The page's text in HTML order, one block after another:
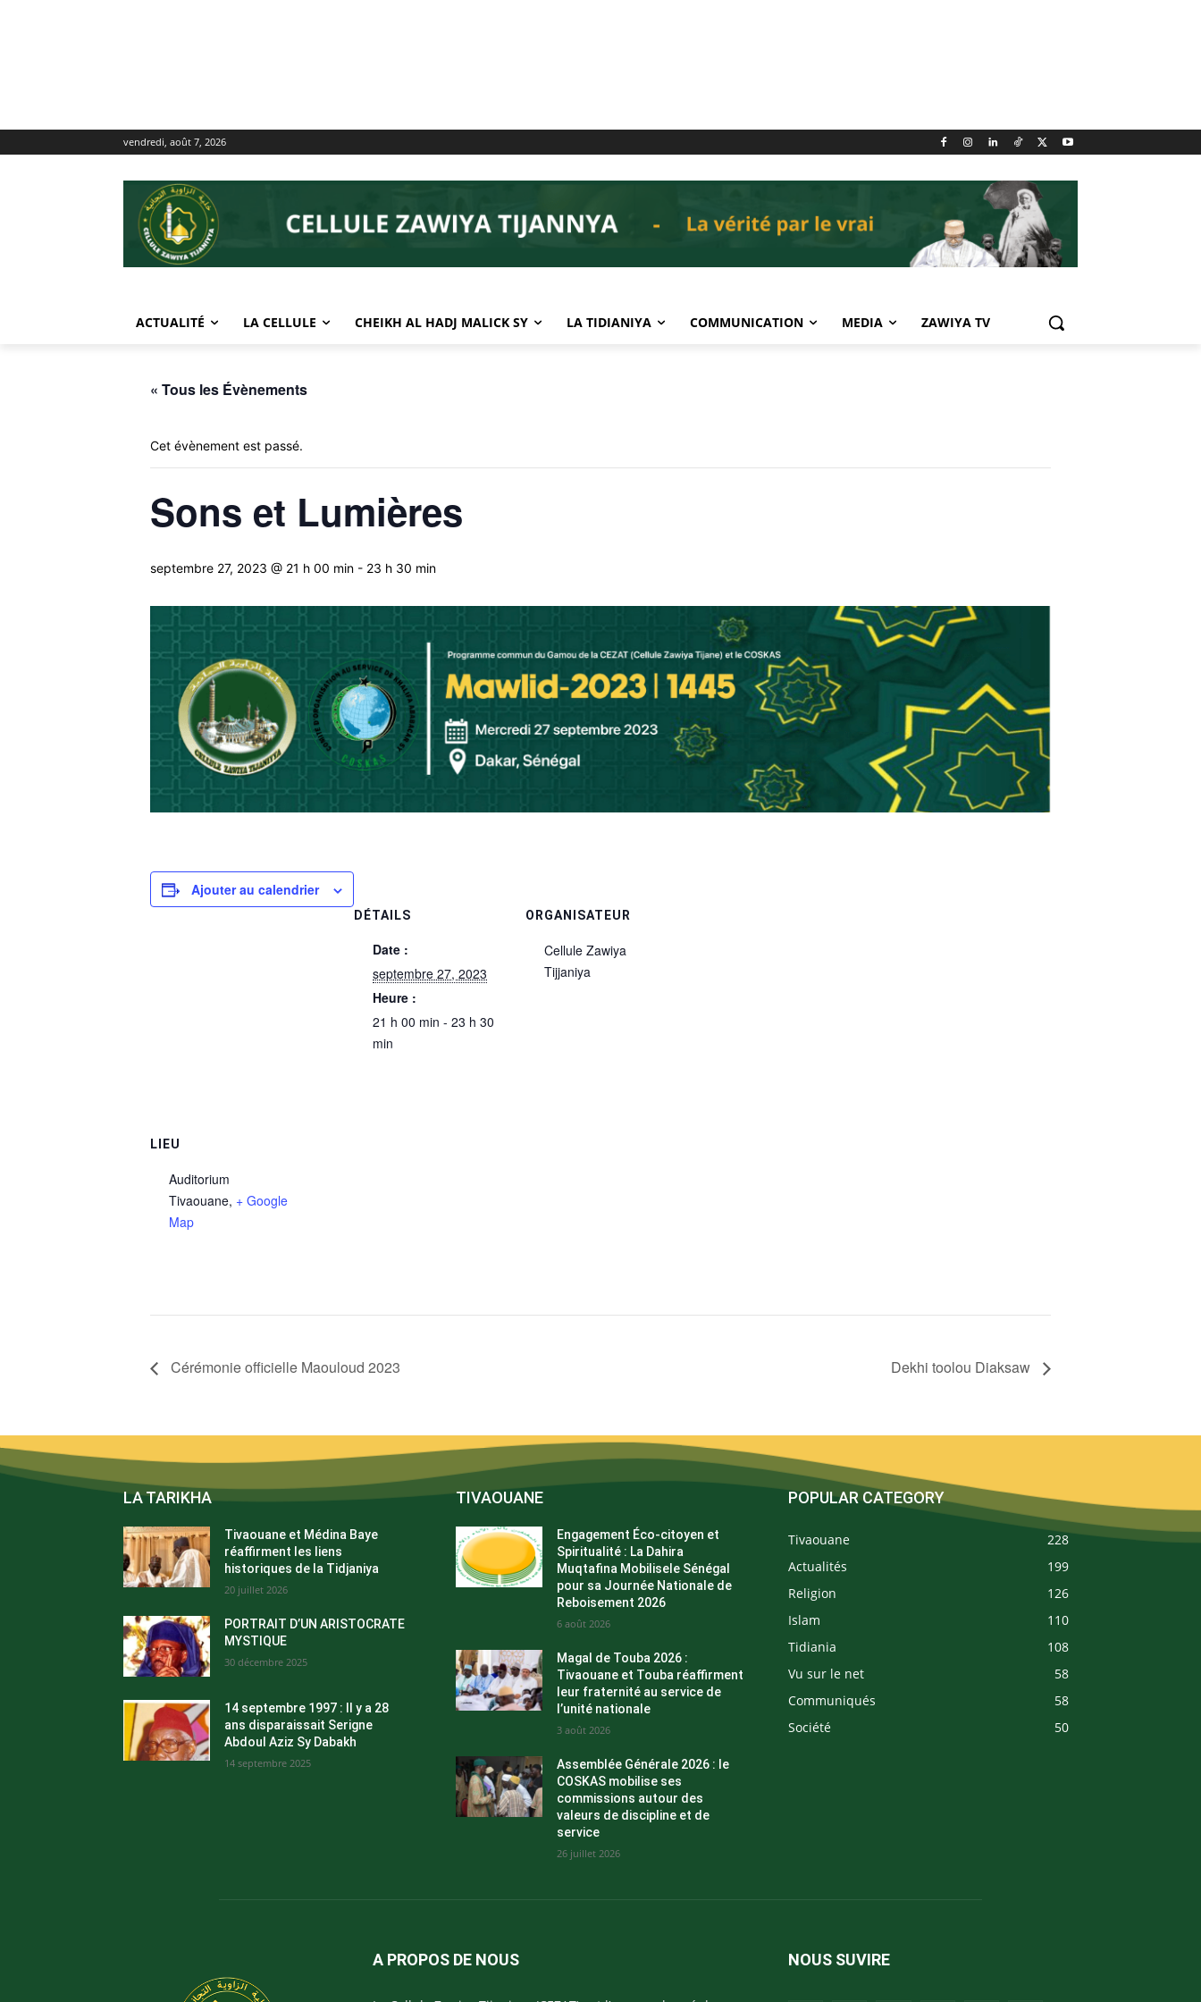
vendredi, août 7, 2026
ACTUALITÉ LA CELLULE CHEIKH AL HADJ MALICK SY LA TIDIANIYA COMMUNICATION MEDIA ZAWIYA TV
« Tous les Évènements
Cet évènement est passé.
Sons et Lumières
septembre 27, 2023 @ 21 h 00 min - 23 h 30 min
Ajouter au calendrier
DÉTAILS
Date :
septembre 27, 2023
Heure :
21 h 00 min - 23 h 30
min
ORGANISATEUR
Cellule Zawiya
Tijjaniya
LIEU
Auditorium
Tivaouane, + Google
Map
Cérémonie officielle Maouloud 2023 Dekhi toolou Diaksaw
LA TARIKHA
Tivaouane et Médina Baye
réaffirment les liens
historiques de la Tidjaniya
20 juillet 2026
PORTRAIT D’UN ARISTOCRATE
MYSTIQUE
30 décembre 2025
14 septembre 1997 : Il y a 28
ans disparaissait Serigne
Abdoul Aziz Sy Dabakh
14 septembre 2025
TIVAOUANE
Engagement Éco-citoyen et
Spiritualité : La Dahira
Muqtafina Mobilisele Sénégal
pour sa Journée Nationale de
Reboisement 2026
6 août 2026
Magal de Touba 2026 :
Tivaouane et Touba réaffirment
leur fraternité au service de
l’unité nationale
3 août 2026
Assemblée Générale 2026 : le
COSKAS mobilise ses
commissions autour des
valeurs de discipline et de
service
26 juillet 2026
POPULAR CATEGORY
Tivaouane
228
Actualités
199
Religion
126
Islam
110
Tidiania
108
Vu sur le net
58
Communiqués
58
Société
50
A PROPOS DE NOUS NOUS SUVIRE